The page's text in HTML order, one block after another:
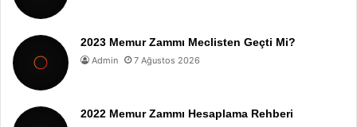
2023 Memur Zammı Meclisten Geçti Mi?
Admin 7 Ağustos 2026
2022 Memur Zammı Hesaplama Rehberi